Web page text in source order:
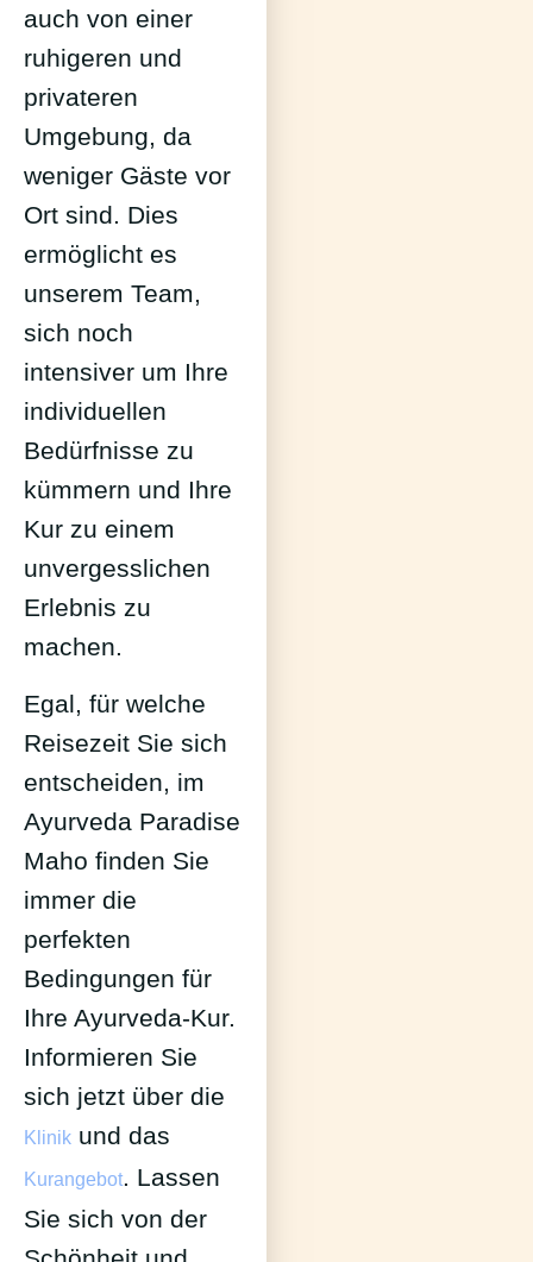
auch von einer
ruhigeren und
privateren
Umgebung, da
weniger Gäste vor
Ort sind. Dies
ermöglicht es
unserem Team,
sich noch
intensiver um Ihre
individuellen
Bedürfnisse zu
kümmern und Ihre
Kur zu einem
unvergesslichen
Erlebnis zu
machen.
Egal, für welche
Reisezeit Sie sich
entscheiden, im
Ayurveda Paradise
Maho finden Sie
immer die
perfekten
Bedingungen für
Ihre Ayurveda-Kur.
Informieren Sie
sich jetzt über die
Klinik und das
Kurangebot. Lassen
Sie sich von der